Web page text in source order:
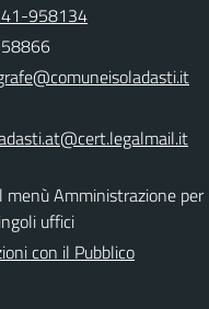
958134
menù Amministrazione per
uffici
con il Pubblico